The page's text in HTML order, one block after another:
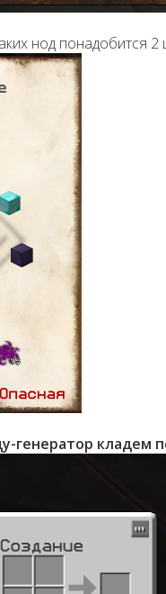
нод понадобится 2
генератор кладем